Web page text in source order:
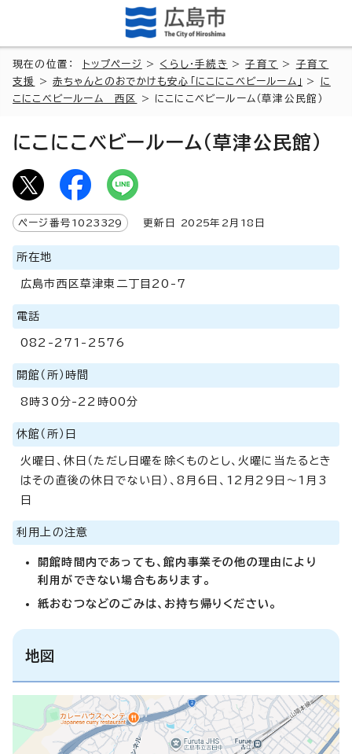
現在の位置： トップページ > くらし・手続き >子育て > 子育て
支援
>赤ちゃんとのおでかけも安心「にこにこベビールーム」 >
に
こにこベビールーム 西区
> にこにこベビールーム（草津公民館）
にこにこベビールーム（草津公民館）
ページ番号 1023329 更新日 2025年2月 18 日
所在地
広島市西区草津東二丁目20-7
電話
082-271-2576
開館（所）時間
8時30分-22時00分
休館（所）日
火曜日、休日（ただし日曜を除くものとし、火曜に当たるとき
はその直後の休日でない日）、8月6日、12月29日～1月3
日
利用上の注意
開館時間内であっても、館内事業その他の理由により
利用ができない場合もあります。
紙おむつなどのごみは、お持ち帰りください。
地図